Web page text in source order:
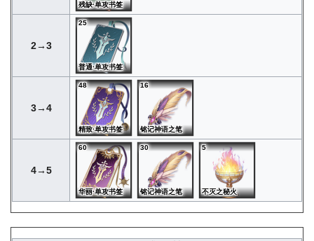
残缺·单攻书签
2→3
25
普通·单攻书签
3→4
48
精致·单攻书签
16
铭记神语之笔
4→5
60
华丽·单攻书签
30
铭记神语之笔
5
不灭之秘火